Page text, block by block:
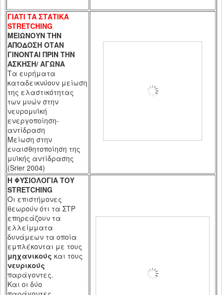
ΓΙΑΤΙ ΤΑ ΣΤΑΤΙΚΑ
STRETCHING
ΜΕΙΩΝΟΥΝ ΤΗΝ
ΑΠΟΔΟΣΗ ΟΤΑΝ
ΓΙΝΟΝΤΑΙ ΠΡΙΝ ΤΗΝ
ΑΣΚΗΣΗ/ ΑΓΩΝΑ
Τα ευρήματα
καταδεικνύουν μείωση
της ελαστικότητας
των μυών στην
νευρομυϊκή
ενεργοποίηση-
αντίδραση
Μείωση στην
ευαισθητοποίηση της
μυϊκής αντίδρασης
(Srier 2004)
Η ΦΥΣΙΟΛΟΓΙΑ ΤΟΥ
STRETCHING
Οι επιστήμονες
θεωρούν ότι τα ΣΤΡ
επηρεάζουν τα
ελλείμματα
δυνάμεων τα οποία
εμπλέκονται με τους
μηχανικούς και τους
νευρικούς
παράγοντες.
Και οι δύο